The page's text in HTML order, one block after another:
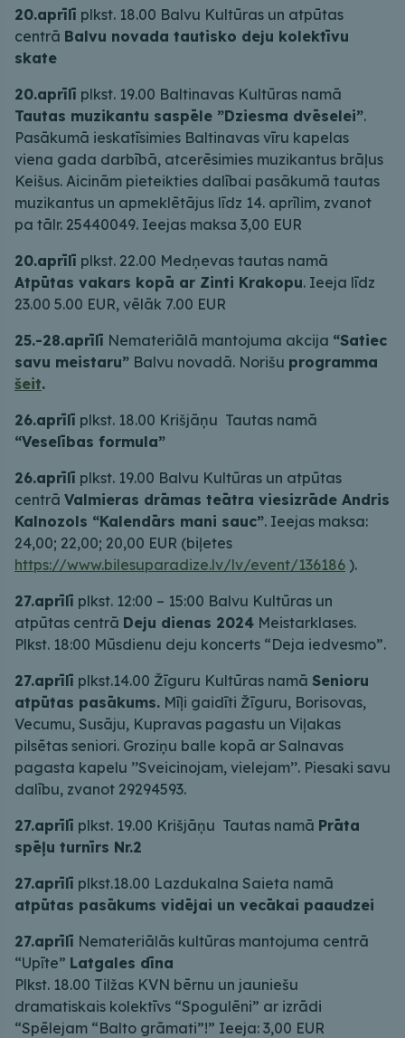
20.aprīlī plkst. 18.00 Balvu Kultūras un atpūtas
centrā Balvu novada tautisko deju kolektīvu
skate
20.aprīlī plkst. 19.00 Baltinavas Kultūras namā
Tautas muzikantu saspēle ”Dziesma dvēselei”.
Pasākumā ieskatīsimies Baltinavas vīru kapelas
viena gada darbībā, atcerēsimies muzikantus brāļus
Keišus. Aicinām pieteikties dalībai pasākumā tautas
muzikantus un apmeklētājus līdz 14. aprīlim, zvanot
pa tālr. 25440049. Ieejas maksa 3,00 EUR
20.aprīlī plkst. 22.00 Medņevas tautas namā
Atpūtas vakars kopā ar Zinti Krakopu. Ieeja līdz
23.00 5.00 EUR, vēlāk 7.00 EUR
25.-28.aprīlī Nemateriālā mantojuma akcija “Satiec
savu meistaru” Balvu novadā. Norišu programma
šeit.
26.aprīlī plkst. 18.00 Krišjāņu Tautas namā
“Veselības formula”
26.aprīlī plkst. 19.00 Balvu Kultūras un atpūtas
centrā Valmieras drāmas teātra viesizrāde Andris
Kalnozols “Kalendārs mani sauc”. Ieejas maksa:
24,00; 22,00; 20,00 EUR (biļetes
https://www.bilesuparadize.lv/lv/event/136186 ).
27.aprīlī plkst. 12:00 – 15:00 Balvu Kultūras un
atpūtas centrā Deju dienas 2024 Meistarklases.
Plkst. 18:00 Mūsdienu deju koncerts “Deja iedvesmo”.
27.aprīlī plkst.14.00 Žīguru Kultūras namā Senioru
atpūtas pasākums. Mīļi gaidīti Žīguru, Borisovas,
Vecumu, Susāju, Kupravas pagastu un Viļakas
pilsētas seniori. Groziņu balle kopā ar Salnavas
pagasta kapelu ’’Sveicinojam, vielejam’’. Piesaki savu
dalību, zvanot 29294593.
27.aprīlī plkst. 19.00 Krišjāņu Tautas namā Prāta
spēļu turnīrs Nr.2
27.aprīlī plkst.18.00 Lazdukalna Saieta namā
atpūtas pasākums vidējai un vecākai paaudzei
27.aprīlī Nemateriālās kultūras mantojuma centrā
“Upīte” Latgales dīna
Plkst. 18.00 Tilžas KVN bērnu un jauniešu
dramatiskais kolektīvs “Spogulēni” ar izrādi
“Spēlejam “Balto grāmati”!” Ieeja: 3,00 EUR